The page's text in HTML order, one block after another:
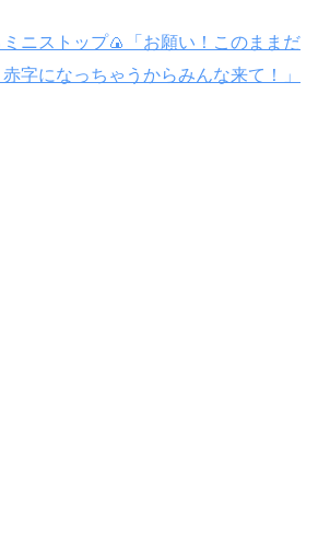
ミニストップ🍙「お願い！このままだ
赤字になっちゃうからみんな来て！」